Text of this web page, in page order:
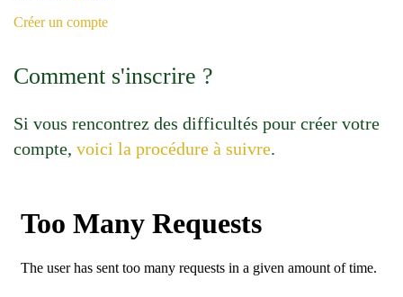
Créer un compte
Comment s'inscrire ?
Si vous rencontrez des difficultés pour créer votre
compte, voici la procédure à suivre.